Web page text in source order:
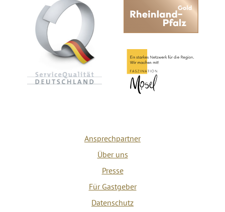
Ansprechpartner
Über uns
Presse
Für Gastgeber
Datenschutz